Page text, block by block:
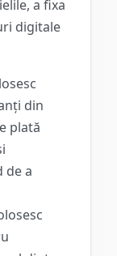
a fixa
digitale
din
plată
de a